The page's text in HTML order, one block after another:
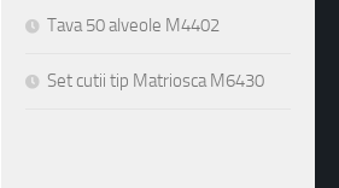
Tava 50 alveole M4402
Set cutii tip Matriosca M6430